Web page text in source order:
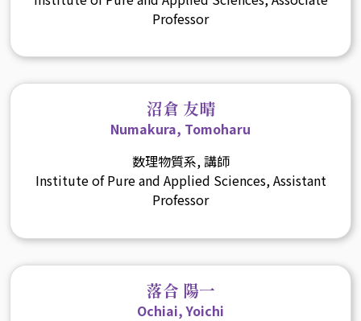
Professor
沼倉 友晴
Numakura, Tomoharu
数理物質系, 講師
Institute of Pure and Applied Sciences, Assistant
Professor
落合 陽一
Ochiai, Yoichi